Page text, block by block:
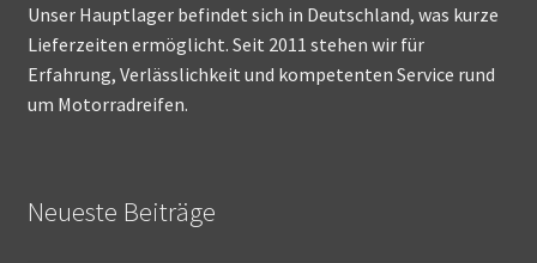
Unser Hauptlager befindet sich in Deutschland, was kurze
Lieferzeiten ermöglicht. Seit 2011 stehen wir für
Erfahrung, Verlässlichkeit und kompetenten Service rund
um Motorradreifen.
Neueste Beiträge